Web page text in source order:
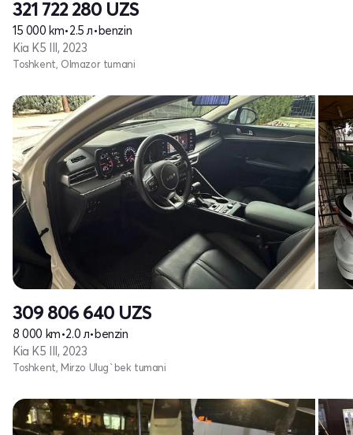
321 722 280 UZS
15 000 km•2.5 л•benzin
Kia K5 III, 2023
Toshkent, Olmazor tumani
309 806 640 UZS
8 000 km•2.0 л•benzin
Kia K5 III, 2023
Toshkent, Mirzo Ulug`bek tumani